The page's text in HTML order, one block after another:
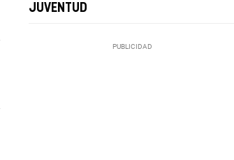
JUVENTUD